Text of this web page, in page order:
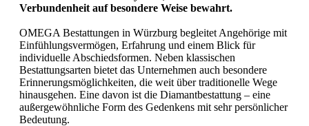
Verbundenheit auf besondere Weise bewahrt.
OMEGA Bestattungen in Würzburg begleitet Angehörige mit
Einfühlungsvermögen, Erfahrung und einem Blick für
individuelle Abschiedsformen. Neben klassischen
Bestattungsarten bietet das Unternehmen auch besondere
Erinnerungsmöglichkeiten, die weit über traditionelle Wege
hinausgehen. Eine davon ist die Diamantbestattung – eine
außergewöhnliche Form des Gedenkens mit sehr persönlicher
Bedeutung.